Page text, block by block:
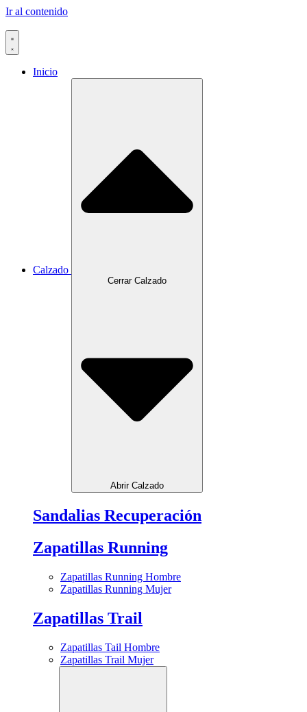
Ir al contenido
Inicio
Calzado
Cerrar Calzado
Abrir Calzado
Sandalias Recuperación
Zapatillas Running
Zapatillas Running Hombre
Zapatillas Running Mujer
Zapatillas Trail
Zapatillas Tail Hombre
Zapatillas Trail Mujer